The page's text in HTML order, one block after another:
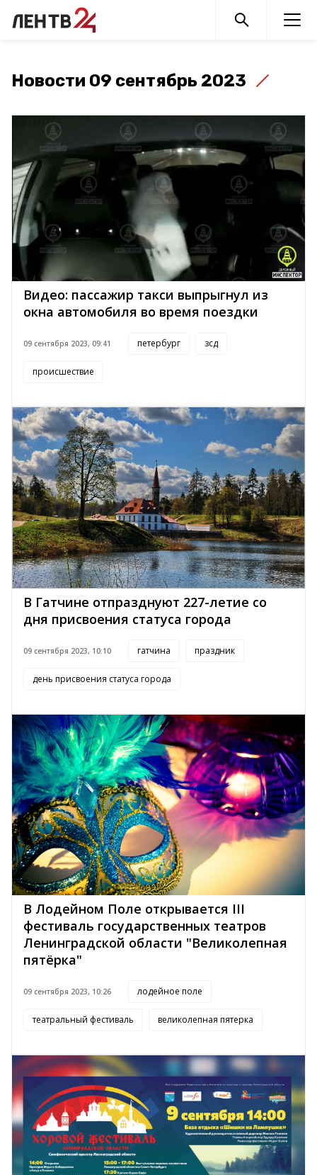
Новости 09 сентябрь 2023
Видео: пассажир такси выпрыгнул из
окна автомобиля во время поездки
09 сентября 2023, 09:41 петербург зсд
происшествие
В Гатчине отпразднуют 227-летие со
дня присвоения статуса города
09 сентября 2023, 10:10 гатчина праздник
день присвоения статуса города
В Лодейном Поле открывается III
фестиваль государственных театров
Ленинградской области "Великолепная
пятёрка"
09 сентября 2023, 10:26 лодейное поле
театральный фестиваль великолепная пятерка